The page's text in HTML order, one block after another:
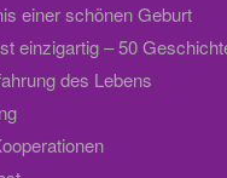
einer schönen Geburt
einzigartig – 50
des Lebens